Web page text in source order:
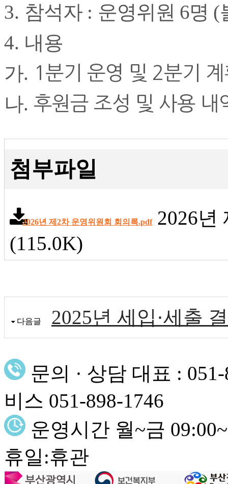
3. 참석자 : 운영위원 6명 (
4. 내용
가. 1분기 운영 및 2분기
나. 후원금 조성 및 사용 내
첨부파일
2026년 제2차 운영위원회 회의록.pdf2026년
(115.0K)
다음글 2025년 세입·세출
문의 · 상담 대표 :
비스 051-898-1746
운영시간 월~금
휴일:휴관